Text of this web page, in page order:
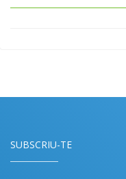
SUBSCRIU-TE